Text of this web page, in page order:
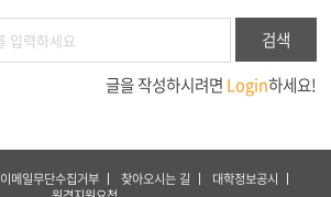
검색
글을 작성하시려면 Login하세요!
이메일무단수집거부 찾아오시는 길
대학정보공시